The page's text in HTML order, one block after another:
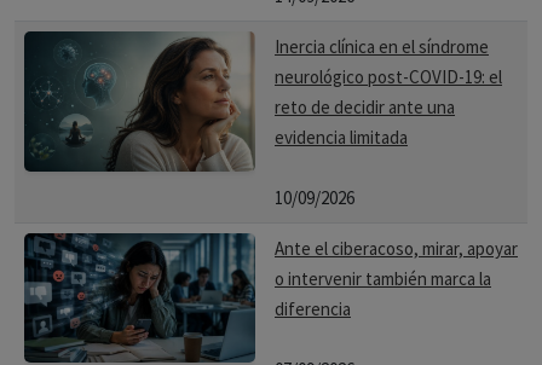
Inercia clínica en el síndrome
neurológico post-COVID-19: el
reto de decidir ante una
evidencia limitada
10/09/2026
Ante el ciberacoso, mirar, apoyar
o intervenir también marca la
diferencia